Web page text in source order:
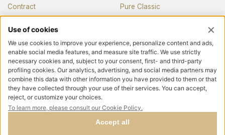
Contract
Pure Classic
Pianos
News e media
Seguici